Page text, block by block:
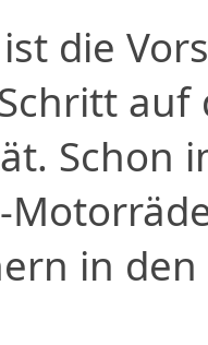
die
Schon
in